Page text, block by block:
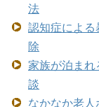
法
認知症によ
除
家族が泊ま
談
なかなか老